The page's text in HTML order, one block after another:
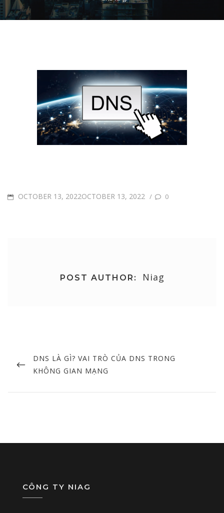
POSTEDOCTOBER 13, 2022OCTOBER 13, 2022 / 0
POST AUTHOR: Niag
navigation
PREVIOUS
POST
DNS LÀ GÌ? VAI TRÒ CỦA DNS TRONG
KHÔNG GIAN MẠNG
CÔNG TY NIAG